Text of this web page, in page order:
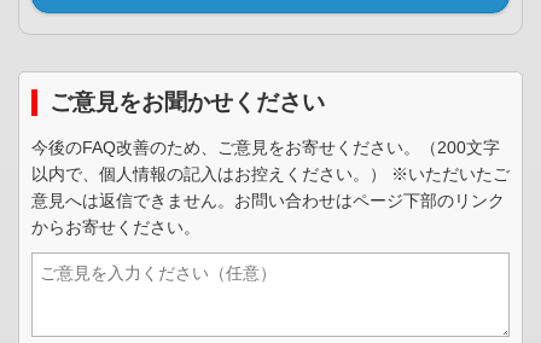
ご意見をお聞かせください
今後のFAQ改善のため、ご意見をお寄せください。（200文字
以内で、個人情報の記入はお控えください。） ※いただいたご
意見へは返信できません。お問い合わせはページ下部のリンク
からお寄せください。